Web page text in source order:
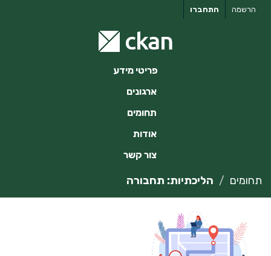
התחברו הרשמה
פריטי מידע
ארגונים
תחומים
אודות
צור קשר
תחומים הליכתיות: תחבורה